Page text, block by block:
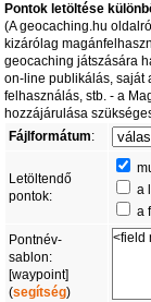
Pontok letöltése
(A geocaching.hu
kizárólag
geocaching játszására
on-line publikálás, saját
felhasználás, stb. - a
hozzájárulása
Fájlformátum:
Letöltendő
pontok:
a
a
Pontnév-
sablon:
[waypoint]
(segítség)